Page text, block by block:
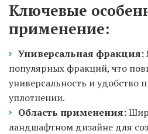
Ключевые
применение:
Универсальная фракция:
популярных фракций, что
универсальность и удобство
уплотнении.
Область применения:
ландшафтном дизайне для